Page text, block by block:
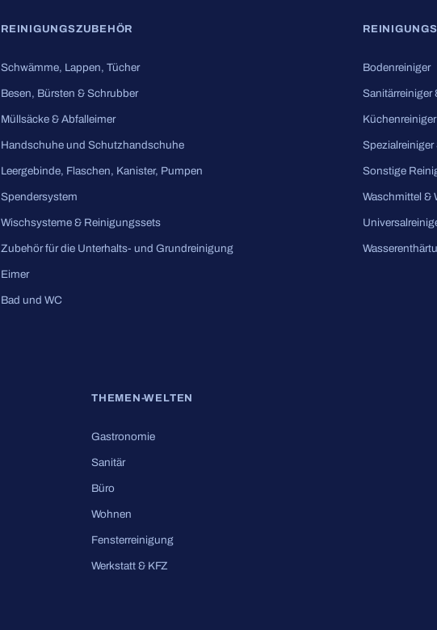
REINIGUNGSZUBEHÖR
Schwämme, Lappen, Tücher
Besen, Bürsten & Schrubber
Müllsäcke & Abfalleimer
Handschuhe und Schutzhandschuhe
Leergebinde, Flaschen, Kanister, Pumpen
Spendersystem
Wischsysteme & Reinigungssets
Zubehör für die Unterhalts- und Grundreinigung
Eimer
Bad und WC
Bodenreiniger
Sanitärreiniger
Küchenreiniger
Spezialreiniger
Sonstige
Waschmittel &
THEMEN-WELTEN
Gastronomie
Sanitär
Büro
Wohnen
Fensterreinigung
Werkstatt & KFZ